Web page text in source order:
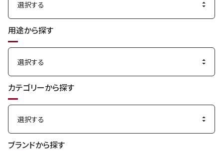
用途から探す
カテゴリーから探す
ブランドから探す